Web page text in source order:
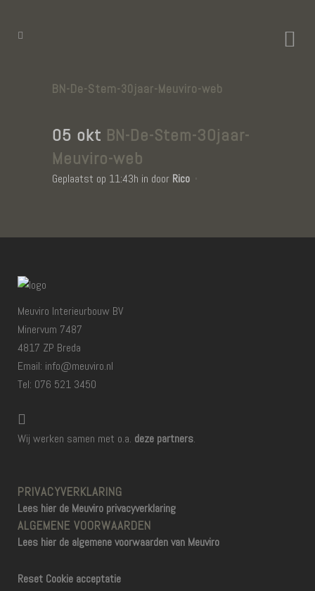
BN-De-Stem-30jaar-Meuviro-web
05 okt BN-De-Stem-30jaar-
Meuviro-web
Geplaatst op 11:43h in door Rico
Meuviro Interieurbouw BV
Minervum 7487
4817 ZP Breda
Email: info@meuviro.nl
Tel: 076 521 3450
Wij werken samen met o.a. deze partners.
PRIVACYVERKLARING
Lees hier de Meuviro privacyverklaring
ALGEMENE VOORWAARDEN
Lees hier de algemene voorwaarden van Meuviro
Reset Cookie acceptatie